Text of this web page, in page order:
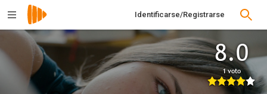
Identificarse/Registrarse
8.0
1 voto